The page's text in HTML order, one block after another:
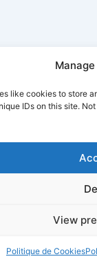
like cookies to
IDs on this site.
View
Politique de Cookies